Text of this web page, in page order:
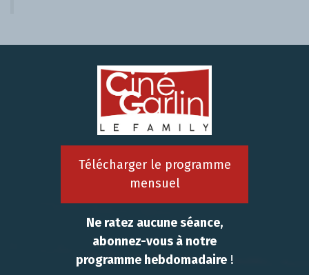
Télécharger le programme
mensuel
Ne ratez aucune séance,
abonnez-vous à notre
programme hebdomadaire!